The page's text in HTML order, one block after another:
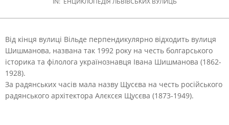
Від кінця вулиці Вільде перпендикулярно відходить вулиця
Шишманова, названа так 1992 року на честь болгарського
історика та філолога українознавця Івана Шишманова (1862-
1928).
За радянських часів мала назву Щусєва на честь російського
радянського архітектора Алєксєя Щусєва (1873-1949).